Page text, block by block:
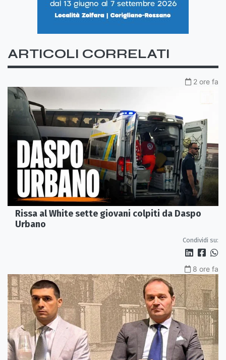
ARTICOLI CORRELATI
2 ore fa
Rissa al White sette giovani colpiti da Daspo
Urbano
Condividi su:
8 ore fa